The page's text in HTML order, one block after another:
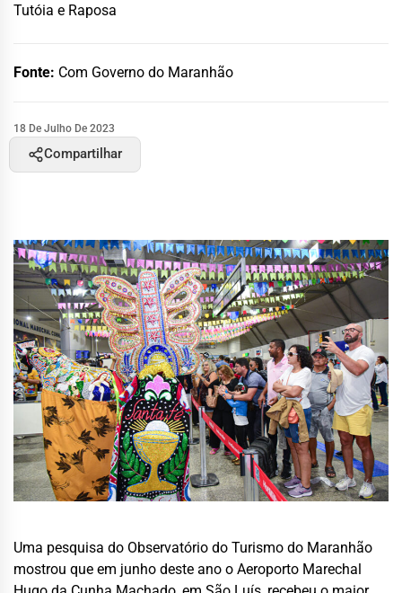
Tutóia e Raposa
Fonte: Com Governo do Maranhão
18 De Julho De 2023
Compartilhar
Uma pesquisa do Observatório do Turismo do Maranhão
mostrou que em junho deste ano o Aeroporto Marechal